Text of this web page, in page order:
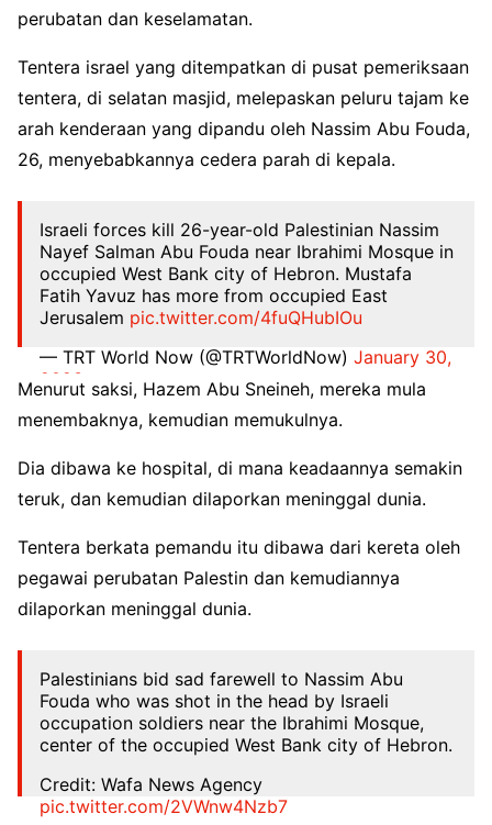
perubatan dan keselamatan.
Tentera israel yang ditempatkan di pusat pemeriksaan
tentera, di selatan masjid, melepaskan peluru tajam ke
arah kenderaan yang dipandu oleh Nassim Abu Fouda,
26, menyebabkannya cedera parah di kepala.
Israeli forces kill 26-year-old Palestinian Nassim
Nayef Salman Abu Fouda near Ibrahimi Mosque in
occupied West Bank city of Hebron. Mustafa
Fatih Yavuz has more from occupied East
Jerusalem pic.twitter.com/4fuQHubIOu
— TRT World Now (@TRTWorldNow) January 30,
2023
Menurut saksi, Hazem Abu Sneineh, mereka mula
menembaknya, kemudian memukulnya.
Dia dibawa ke hospital, di mana keadaannya semakin
teruk, dan kemudian dilaporkan meninggal dunia.
Tentera berkata pemandu itu dibawa dari kereta oleh
pegawai perubatan Palestin dan kemudiannya
dilaporkan meninggal dunia.
Palestinians bid sad farewell to Nassim Abu
Fouda who was shot in the head by Israeli
occupation soldiers near the Ibrahimi Mosque,
center of the occupied West Bank city of Hebron.
Credit: Wafa News Agency
pic.twitter.com/2VWnw4Nzb7